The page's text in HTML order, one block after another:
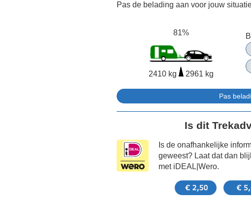
Pas de belading aan voor jouw
81%
2410 kg 2961 kg
Is dit
Is de onafhankelijke
geweest? Laat dat dan
met iDEAL|Wero.